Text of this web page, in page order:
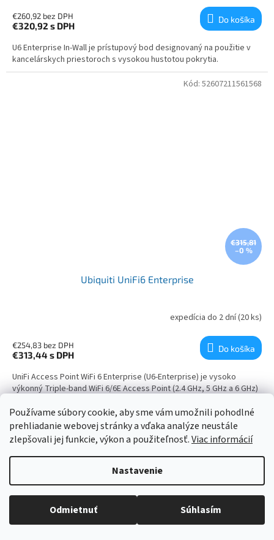
Používame súbory cookie, aby sme vám umožnili pohodlné
prehliadanie webovej stránky a vďaka analýze neustále
zlepšovali jej funkcie, výkon a použiteľnosť.Viac informácií
Nastavenie
Odmietnuť Súhlasím
€260,92 bez DPH
€320,92 s DPH
Do košíka
U6 Enterprise In-Wall je prístupový bod designovaný na použitie v
kancelárskych priestoroch s vysokou hustotou pokrytia.
€315,81
–0 %
Ubiquiti UniFi6 Enterprise
expedícia do 2 dní(20 ks)
€254,83 bez DPH
€313,44 s DPH
Do košíka
UniFi Access Point WiFi 6 Enterprise (U6-Enterprise) je vysoko
výkonný Triple-band WiFi 6/6E Access Point (2.4 GHz, 5 GHz a 6 GHz)
kancelárie.
Kód: 52607211561568
NAČÍTAŤ 8 ĎALŠÍCH
1 2
32položiek celkom